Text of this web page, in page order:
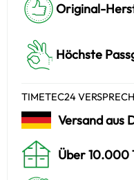
Original-
Höchste
TIMETEC24
Versand aus
Über 10.000